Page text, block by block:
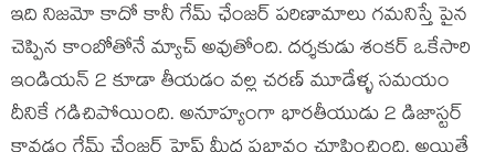
ఇది నిజమో కాదో కానీ గేమ్ ఛేంజర్ పరిణామాలు గమనిస్తే పైన
చెప్పిన కాంబోతోనే మ్యాచ్ అవుతోంది. దర్శకుడు శంకర్ ఒకేసారి
ఇండియన్ 2 కూడా తీయడం వల్ల చరణ్ మూడేళ్ళ సమయం
దీనికే గడిచిపోయింది. అనూహ్యంగా భారతీయుడు 2 డిజాస్టర్